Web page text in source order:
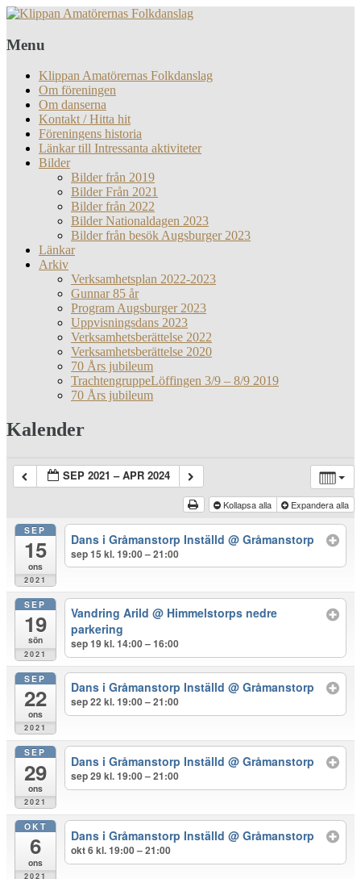
Menu
Klippan Amatörernas Folkdanslag
Om föreningen
Om danserna
Kontakt / Hitta hit
Föreningens historia
Länkar till Intressanta aktiviteter
Bilder
Bilder från 2019
Bilder Från 2021
Bilder från 2022
Bilder Nationaldagen 2023
Bilder från besök Augsburger 2023
Länkar
Arkiv
Verksamhetsplan 2022-2023
Gunnar 85 år
Program Augsburger 2023
Uppvisningsdans 2023
Verksamhetsberättelse 2022
Verksamhetsberättelse 2020
70 Års jubileum
TrachtengruppeLöffingen 3/9 – 8/9 2019
70 Års jubileum
Kalender
SEP 2021 – APR 2024
Kollapsa alla Expandera alla
SEP
15
ons
2021
Dans i Gråmanstorp Inställd@ Gråmanstorp
sep 15 kl. 19:00 – 21:00
SEP
19
sön
2021
Vandring Arild@ Himmelstorps nedre
parkering
sep 19 kl. 14:00 – 16:00
SEP
22
ons
2021
Dans i Gråmanstorp Inställd@ Gråmanstorp
sep 22 kl. 19:00 – 21:00
SEP
29
ons
2021
Dans i Gråmanstorp Inställd@ Gråmanstorp
sep 29 kl. 19:00 – 21:00
OKT
6
ons
2021
Dans i Gråmanstorp Inställd@ Gråmanstorp
okt 6 kl. 19:00 – 21:00